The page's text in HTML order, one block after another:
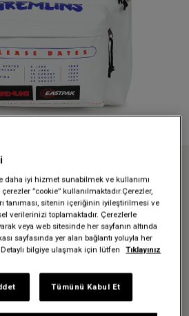
Gremlins x Eastpak
GREMLINS POSTER SIRT ÇANTASI
EASTPAK DAY
POSTER SIRT
daha iyi hizmet sunabilmek ve kullanımı
”cookie” kullanılmaktadır.Çerezler,
tanıması, sitenin içeriğinin iyileştirilmesi ve
verilerinizi toplamaktadır. Çerezlerle
veya web sitesinde her sayfanın altında
sayfasında yer alan bağlantı yoluyla her
bilgiye ulaşmak için lütfen
Tıklayınız
Tümünü Kabul Et